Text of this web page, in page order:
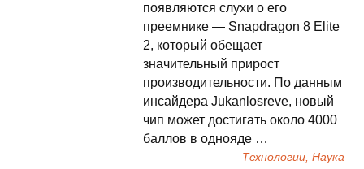
появляются слухи о его
преемнике — Snapdragon 8 Elite
2, который обещает
значительный прирост
производительности. По данным
инсайдера Jukanlosreve, новый
чип может достигать около 4000
баллов в однояде …
Технологии, Наука